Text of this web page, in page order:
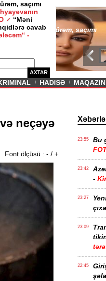
saçımı
“Məni
cavab
-
AXTAR
/ MAQAZIN /
Sevda
VİDEO
HADISƏ MAQAZIN
neçəyə
Font ölçüsü : - / +
23:55
Bu
23:42
-
23:27
23:09
22:45